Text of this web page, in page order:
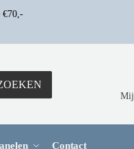
€70,-
Contact